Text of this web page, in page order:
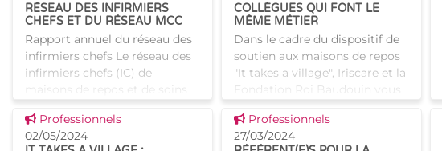
RÉSEAU DES INFIRMIERS
CHEFS ET DU RÉSEAU MCC
Rapport annuel du réseau des
infirmiers chefs Le réseau des
infirmiers chefs (IC) de
maisons de repos et de soins
objectif principal de pérenniser
la collaboration
COLLÈGUES QUI FONT LE
MÊME MÉTIER
Dans le cadre du dispositif de
soutien aux maisons de repos
"It takes a village", Iriscare et la
Fondation Roi Baudouin vous
collègues d'autres maisons de
repos (et de
Voir cette news
Professionnels
02/05/2024
Voir cette news
Professionnels
27/03/2024